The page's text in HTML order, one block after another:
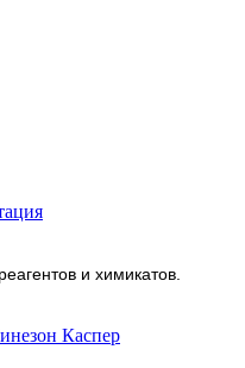
и химикатов.
Каспер